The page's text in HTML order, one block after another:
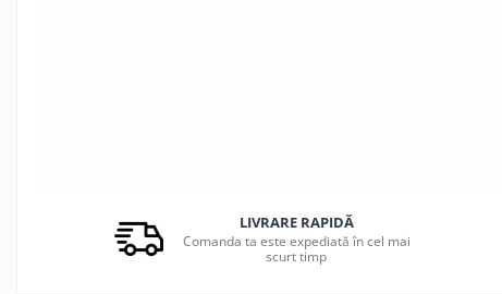
LIVRARE RAPIDĂ
Comanda ta este expediată în cel mai
scurt timp